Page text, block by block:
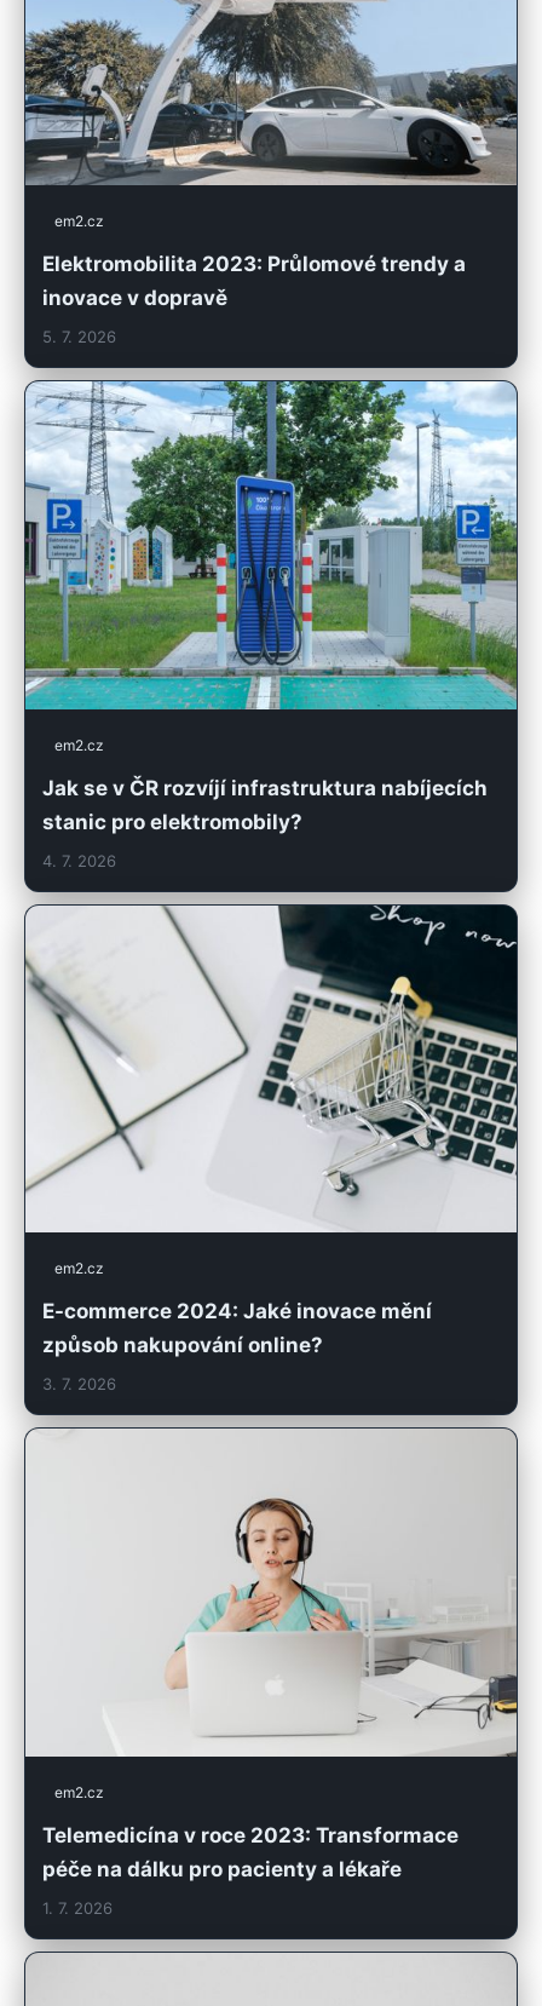
em2.cz
Elektromobilita 2023: Průlomové trendy a
inovace v dopravě
5. 7. 2026
em2.cz
Jak se v ČR rozvíjí infrastruktura nabíjecích
stanic pro elektromobily?
4. 7. 2026
em2.cz
E-commerce 2024: Jaké inovace mění
způsob nakupování online?
3. 7. 2026
em2.cz
Telemedicína v roce 2023: Transformace
péče na dálku pro pacienty a lékaře
1. 7. 2026